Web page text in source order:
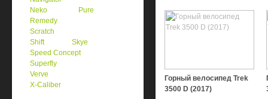
Neko
Pure
Remedy
Scratch
Shift
Skye
Speed Concept
Superfly
Verve
X-Caliber
Горный велосипед Trek
3500 D (2017)